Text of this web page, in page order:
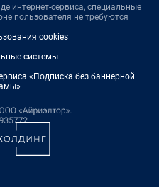
интернет-сервиса, специальные
пользователя не требуются
cookies
системы
«Подписка без баннерной